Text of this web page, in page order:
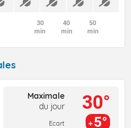
30
min
40
min
50
min
Maximale
du jour
Ecart
30°
5°